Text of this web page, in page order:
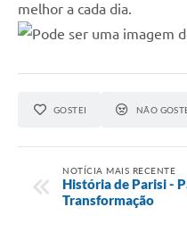
melhor a cada dia.
GOSTEI NÃO
NOTÍCIA MAIS RECENTE
História de Parisi -
Transformação